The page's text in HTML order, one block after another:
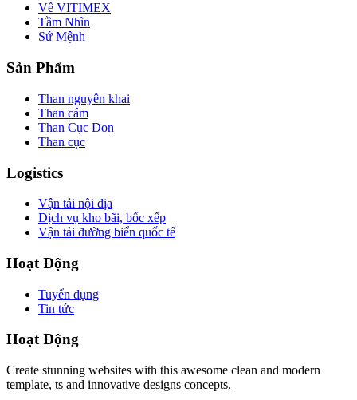
Về VITIMEX
Tầm Nhìn
Sứ Mệnh
Sản Phẩm
Than nguyên khai
Than cám
Than Cục Don
Than cục
Logistics
Vận tải nội địa
Dịch vụ kho bãi, bốc xếp
Vận tải đường biển quốc tế
Hoạt Động
Tuyển dụng
Tin tức
Hoạt Động
Create stunning websites with this awesome clean and modern
template, ts and innovative designs concepts.